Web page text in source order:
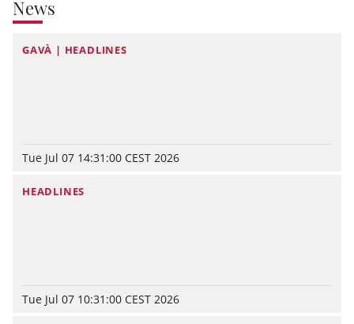
News
GAVÀ | HEADLINES
Tue Jul 07 14:31:00 CEST 2026
HEADLINES
Tue Jul 07 10:31:00 CEST 2026